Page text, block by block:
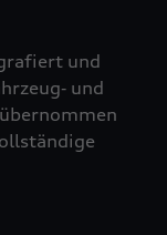
und
und